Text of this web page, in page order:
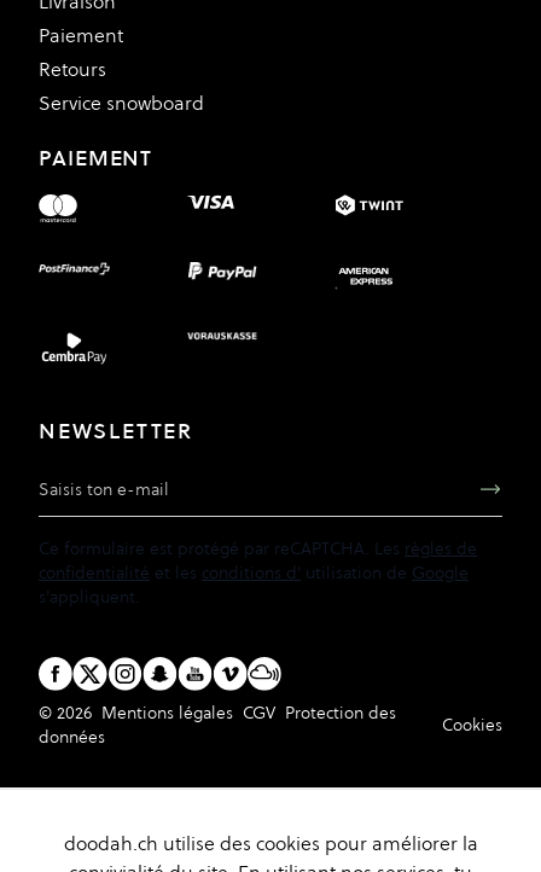
Paiement
Retours
Service snowboard
PAIEMENT
NEWSLETTER
Adresse e-mail
Ce formulaire est protégé par reCAPTCHA. Les règles de
confidentialité et les conditions d' utilisation de Google
s'appliquent.
© 2026 Mentions légales CGV Protection des
données
Cookies
doodah.ch utilise des cookies pour améliorer la